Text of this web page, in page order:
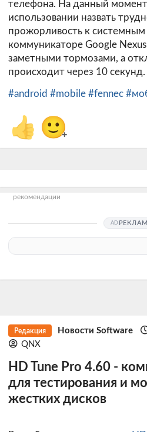
телефона. На данный
использовании назвать
прожорливость к системным
коммуникаторе Google
заметными тормозами, а
происходит через 10 секунд.
#android #mobile #fennec
👍 🙂+
рекомендации
Редакция Новости Software
QNX
HD Tune Pro 4.60 -
для тестирования и
жестких дисков